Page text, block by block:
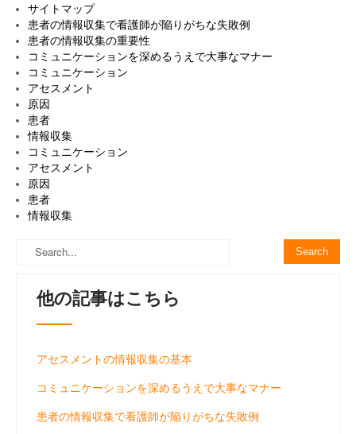
サイトマップ
患者の情報収集で看護師が陥りがちな失敗例
患者の情報収集の重要性
コミュニケーションを深めるうえで大事なマナー
コミュニケーション
アセスメント
原因
患者
情報収集
コミュニケーション
アセスメント
原因
患者
情報収集
他の記事はこちら
アセスメントの情報収集の基本
コミュニケーションを深めるうえで大事なマナー
患者の情報収集で看護師が陥りがちな失敗例